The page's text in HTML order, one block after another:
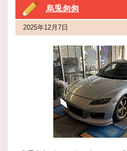
烏兎匆匆
2025年12月7日